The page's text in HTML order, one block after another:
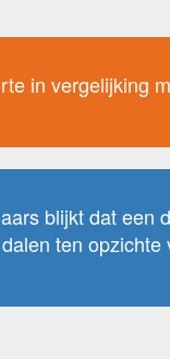
in vergelijking
blijkt dat een
ten